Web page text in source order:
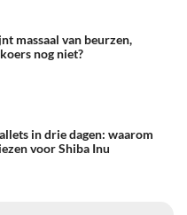
massaal van beurzen,
nog niet?
in drie dagen: waarom
voor Shiba Inu